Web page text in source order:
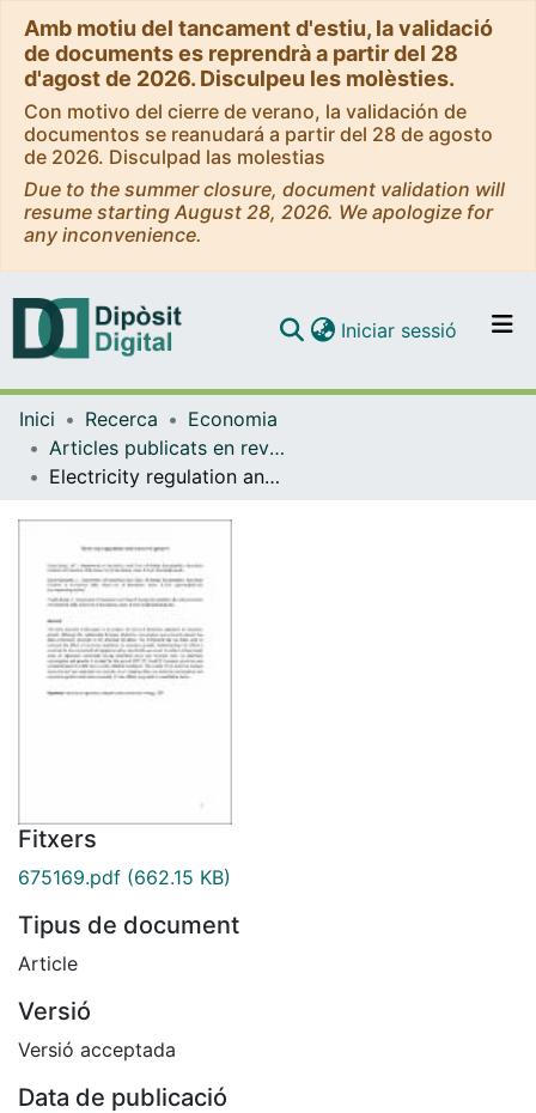
Amb motiu del tancament d'estiu, la validació
de documents es reprendrà a partir del 28
d'agost de 2026. Disculpeu les molèsties.
Con motivo del cierre de verano, la validación de
documentos se reanudará a partir del 28 de agosto
de 2026. Disculpad las molestias
Due to the summer closure, document validation will
resume starting August 28, 2026. We apologize for
any inconvenience.
Navega per tot el DD
Iniciar sessió (current)
Inici Recerca
Economia
Articles publicats en revistes (Economia)
Electricity regulation and economic growth
Fitxers
675169.pdf (662.15 KB)
Tipus de document
Article
Versió
Versió acceptada
Data de publicació